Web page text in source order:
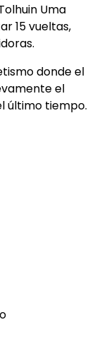
Uma
15 vueltas,
donde el
el
último tiempo.